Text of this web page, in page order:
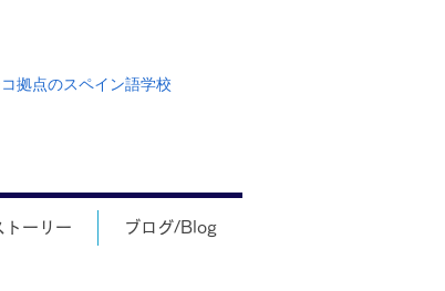
拠点のスペイン語学校
トーリー ブログ/Blog